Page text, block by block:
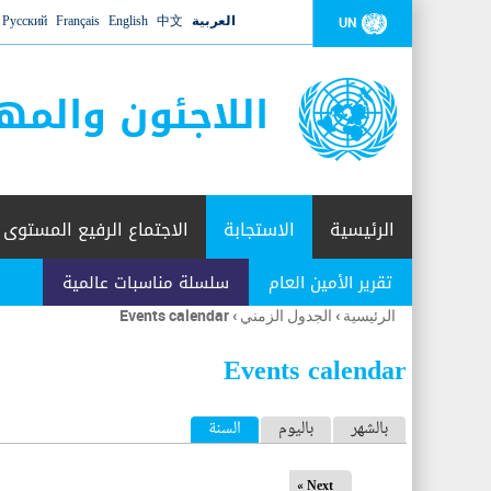
UN العربية 中文
English
Français
Русский
اللاجئون
الرئيسية الاستجابة
تقرير الأمين العام سلسلة مناسبات عالمية
الاجتماع الرفيع المستوى
أنت
هنا
الرئيسية › الجدول الزمني ›
Events calendar
Events calendar
ا بالشهر باليوم السنة (علامة التبويب النشطة)